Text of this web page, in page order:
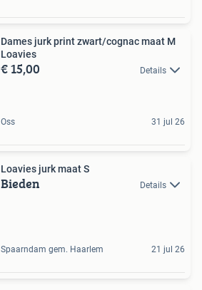
Dames jurk print zwart/cognac maat M
Loavies
€ 15,00 Details
Oss 31 jul 26
Loavies jurk maat S
Bieden Details
Spaarndam gem. Haarlem 21 jul 26